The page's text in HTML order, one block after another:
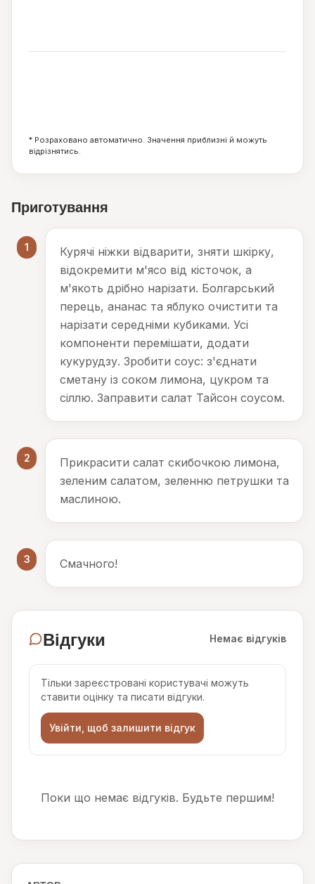
* Розраховано автоматично. Значення приблизні й можуть
відрізнятись.
Приготування
1
Курячі ніжки відварити, зняти шкірку,
відокремити м'ясо від кісточок, а
м'якоть дрібно нарізати. Болгарський
перець, ананас та яблуко очистити та
нарізати середніми кубиками. Усі
компоненти перемішати, додати
кукурудзу. Зробити соус: з'єднати
сметану із соком лимона, цукром та
сіллю. Заправити салат Тайсон соусом.
2
Прикрасити салат скибочкою лимона,
зеленим салатом, зеленню петрушки та
маслиною.
3 Смачного!
Відгуки Немає відгуків
Тільки зареєстровані користувачі можуть
ставити оцінку та писати відгуки.
Увійти, щоб залишити відгук
Поки що немає відгуків. Будьте першим!